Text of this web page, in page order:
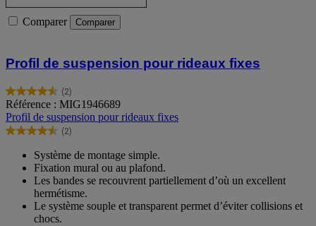
Comparer Comparer
Profil de suspension pour rideaux fixes
(2)
4.5
sur
5
étoiles.
avis
Référence : MIG1946689
Profil de suspension pour rideaux fixes
(2)
4.5
étoiles.
Système de montage simple.
Fixation mural ou au plafond.
Les bandes se recouvrent partiellement d’où un excellent
hermétisme.
Le système souple et transparent permet d’éviter collisions et
chocs.